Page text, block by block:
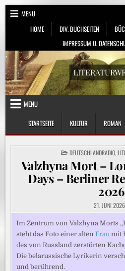
Skip
MENU
HOME
DIV. BUCHSEITEN
IMPRESSUM U.
MENU
STARTSEITE
KULTUR ROMAN
POSTED
IN
DEUTSCHLANDRADIO,
Valzhyna Mort –
Days – Berliner
2026
21. JUNI 2026
Im Zentrum von Valzhyna Morts
steht das Foto einer altenFrau mit
des von Russland zerstörten
Die belarussische Lyrikerin
und berührend.